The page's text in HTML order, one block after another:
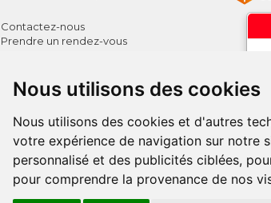
Nous utilisons des cookies
Nous utilisons des cookies et d'autres
votre expérience de navigation sur notre
personnalisé et des publicités ciblées,
pour comprendre la provenance de nos
Contactez-nous
Prendre un rendez-vous
Mentions légales
Données personnelles
Mes préférences Cookies
Annuaire des pharmacies